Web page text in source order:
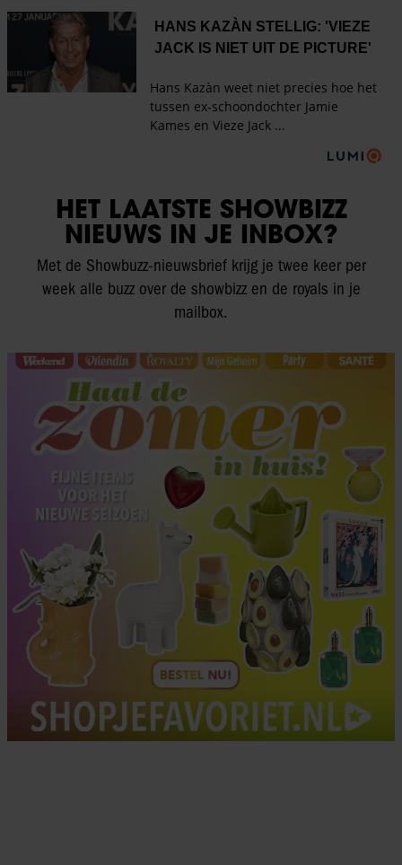
HET LAATSTE SHOWBIZZ
NIEUWS IN JE INBOX?
Met de Showbuzz-nieuwsbrief krijg je twee keer per
week alle buzz over de showbizz en de royals in je
mailbox.